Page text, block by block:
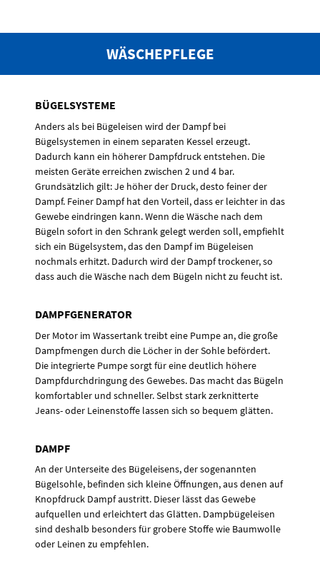
WÄSCHEPFLEGE
BÜGELSYSTEME
Anders als bei Bügeleisen wird der Dampf bei
Bügelsystemen in einem separaten Kessel erzeugt.
Dadurch kann ein höherer Dampfdruck entstehen. Die
meisten Geräte erreichen zwischen 2 und 4 bar.
Grundsätzlich gilt: Je höher der Druck, desto feiner der
Dampf. Feiner Dampf hat den Vorteil, dass er leichter in das
Gewebe eindringen kann. Wenn die Wäsche nach dem
Bügeln sofort in den Schrank gelegt werden soll, empfiehlt
sich ein Bügelsystem, das den Dampf im Bügeleisen
nochmals erhitzt. Dadurch wird der Dampf trockener, so
dass auch die Wäsche nach dem Bügeln nicht zu feucht ist.
DAMPFGENERATOR
Der Motor im Wassertank treibt eine Pumpe an, die große
Dampfmengen durch die Löcher in der Sohle befördert.
Die integrierte Pumpe sorgt für eine deutlich höhere
Dampfdurchdringung des Gewebes. Das macht das Bügeln
komfortabler und schneller. Selbst stark zerknitterte
Jeans- oder Leinenstoffe lassen sich so bequem glätten.
DAMPF
An der Unterseite des Bügeleisens, der sogenannten
Bügelsohle, befinden sich kleine Öffnungen, aus denen auf
Knopfdruck Dampf austritt. Dieser lässt das Gewebe
aufquellen und erleichtert das Glätten. Dampbügeleisen
sind deshalb besonders für grobere Stoffe wie Baumwolle
oder Leinen zu empfehlen.